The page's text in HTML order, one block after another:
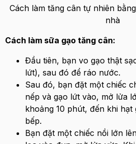
Cách làm tăng cân tự nhiên
nhà
Cách làm sữa gạo tăng cân:
Đầu tiên, bạn vo gạo thật
lứt), sau đó để ráo nước.
Sau đó, bạn đặt một chiếc
nếp và gạo lứt vào, mở lửa
khoảng 10 phút, đến khi
bếp.
Bạn đặt một chiếc nồi lớn